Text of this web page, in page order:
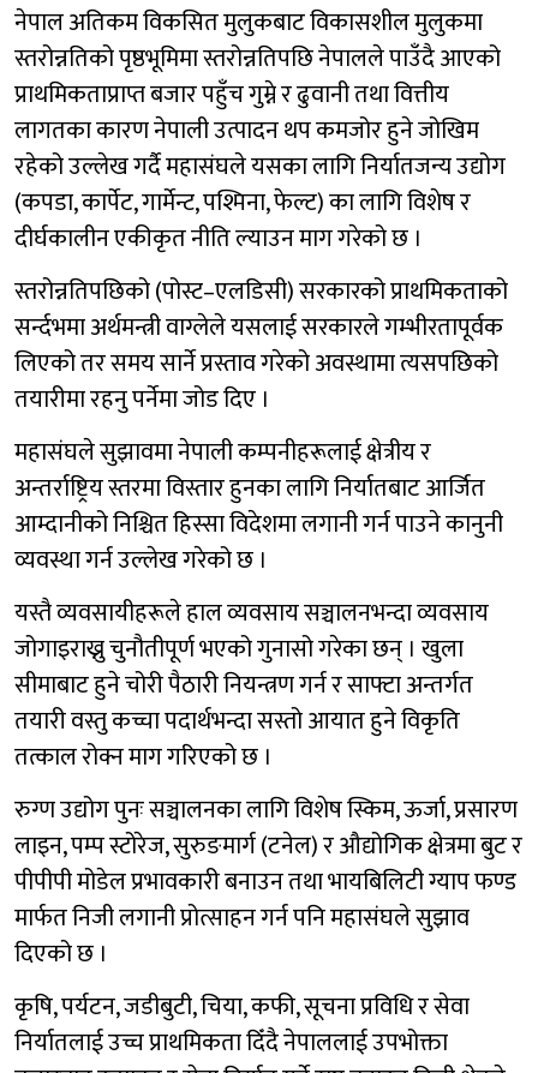
नेपाल अतिकम विकसित मुलुकबाट विकासशील मुलुकमा
स्तरोन्नतिको पृष्ठभूमिमा स्तरोन्नतिपछि नेपालले पाउँदै आएको
प्राथमिकताप्राप्त बजार पहुँच गुम्ने र ढुवानी तथा वित्तीय
लागतका कारण नेपाली उत्पादन थप कमजोर हुने जोखिम
रहेको उल्लेख गर्दै महासंघले यसका लागि निर्यातजन्य उद्योग
(कपडा, कार्पेट, गार्मेन्ट, पश्मिना, फेल्ट) का लागि विशेष र
दीर्घकालीन एकीकृत नीति ल्याउन माग गरेको छ ।
स्तरोन्नतिपछिको (पोस्ट–एलडिसी) सरकारको प्राथमिकताको
सर्न्दभमा अर्थमन्त्री वाग्लेले यसलाई सरकारले गम्भीरतापूर्वक
लिएको तर समय सार्ने प्रस्ताव गरेको अवस्थामा त्यसपछिको
तयारीमा रहनु पर्नेमा जोड दिए ।
महासंघले सुझावमा नेपाली कम्पनीहरूलाई क्षेत्रीय र
अन्तर्राष्ट्रिय स्तरमा विस्तार हुनका लागि निर्यातबाट आर्जित
आम्दानीको निश्चित हिस्सा विदेशमा लगानी गर्न पाउने कानुनी
व्यवस्था गर्न उल्लेख गरेको छ ।
यस्तै व्यवसायीहरूले हाल व्यवसाय सञ्चालनभन्दा व्यवसाय
जोगाइराख्नु चुनौतीपूर्ण भएको गुनासो गरेका छन् । खुला
सीमाबाट हुने चोरी पैठारी नियन्त्रण गर्न र साफ्टा अन्तर्गत
तयारी वस्तु कच्चा पदार्थभन्दा सस्तो आयात हुने विकृति
तत्काल रोक्न माग गरिएको छ ।
रुग्ण उद्योग पुनः सञ्चालनका लागि विशेष स्किम, ऊर्जा, प्रसारण
लाइन, पम्प स्टोरेज, सुरुङमार्ग (टनेल) र औद्योगिक क्षेत्रमा बुट र
पीपीपी मोडेल प्रभावकारी बनाउन तथा भायबिलिटी ग्याप फण्ड
मार्फत निजी लगानी प्रोत्साहन गर्न पनि महासंघले सुझाव
दिएको छ ।
कृषि, पर्यटन, जडीबुटी, चिया, कफी, सूचना प्रविधि र सेवा
निर्यातलाई उच्च प्राथमिकता दिँदै नेपाललाई उपभोक्ता